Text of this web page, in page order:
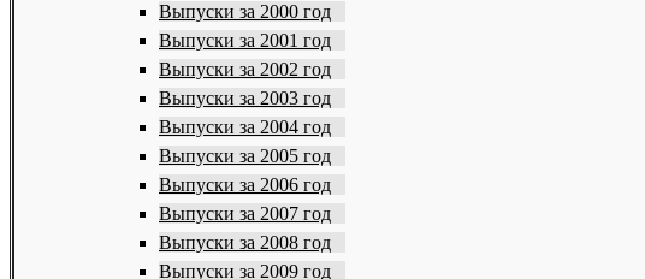
Выпуски за 2000 год
Выпуски за 2001 год
Выпуски за 2002 год
Выпуски за 2003 год
Выпуски за 2004 год
Выпуски за 2005 год
Выпуски за 2006 год
Выпуски за 2007 год
Выпуски за 2008 год
Выпуски за 2009 год